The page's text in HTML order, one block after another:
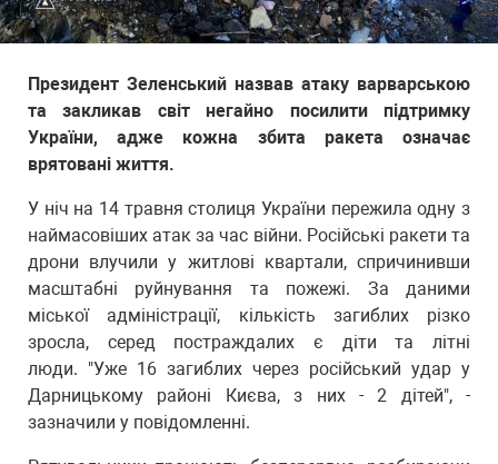
Президент Зеленський назвав атаку варварською
та закликав світ негайно посилити підтримку
України, адже кожна збита ракета означає
врятовані життя.
У ніч на 14 травня столиця України пережила одну з
наймасовіших атак за час війни. Російські ракети та
дрони влучили у житлові квартали, спричинивши
масштабні руйнування та пожежі. За даними
міської адміністрації, кількість загиблих різко
зросла, серед постраждалих є діти та літні
люди. "Уже 16 загиблих через російський удар у
Дарницькому районі Києва, з них - 2 дітей", -
зазначили у повідомленні.